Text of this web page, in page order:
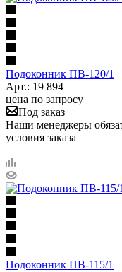
Подоконник ПB-120/1
Арт.: 19 894
цена по запросу
Под заказ
Наши менеджеры
условия заказа
Подоконник ПB-115/1